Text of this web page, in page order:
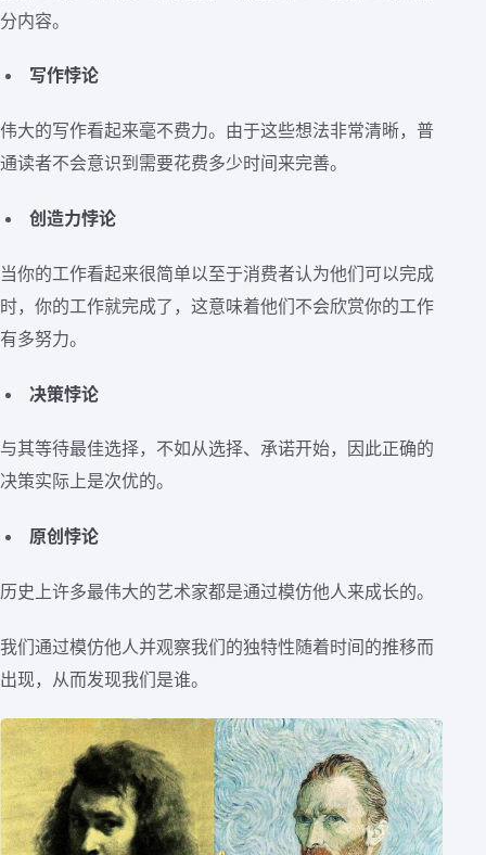
分内容。
写作悖论
伟大的写作看起来毫不费力。由于这些想法非常清晰，普
通读者不会意识到需要花费多少时间来完善。
创造力悖论
当你的工作看起来很简单以至于消费者认为他们可以完成
时，你的工作就完成了，这意味着他们不会欣赏你的工作
有多努力。
决策悖论
与其等待最佳选择，不如从选择、承诺开始，因此正确的
决策实际上是次优的。
原创悖论
历史上许多最伟大的艺术家都是通过模仿他人来成长的。
我们通过模仿他人并观察我们的独特性随着时间的推移而
出现，从而发现我们是谁。